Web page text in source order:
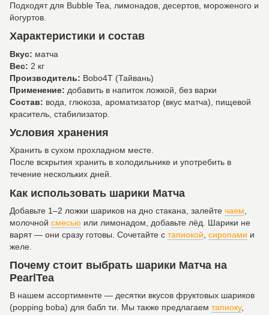
Подходят для Bubble Tea, лимонадов, десертов, мороженого и
йогуртов.
Характеристики и состав
Вкус: матча
Вес: 2 кг
Производитель: Bobo4T (Тайвань)
Применение: добавить в напиток ложкой, без варки
Состав: вода, глюкоза, ароматизатор (вкус матча), пищевой
краситель, стабилизатор.
Условия хранения
Хранить в сухом прохладном месте.
После вскрытия хранить в холодильнике и употребить в
течение нескольких дней.
Как использовать шарики Матча
Добавьте 1–2 ложки шариков на дно стакана, залейте чаем
молочной смесью или лимонадом, добавьте лёд. Шарики не
варят — они сразу готовы. Сочетайте с тапиокой сиропами и
желе.
Почему стоит выбрать шарики Матча на
PearlTea
В нашем ассортименте — десятки вкусов фруктовых шариков
(popping boba) для бабл ти. Мы также предлагаем тапиоку,